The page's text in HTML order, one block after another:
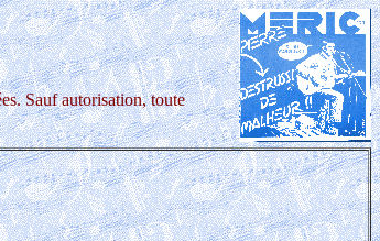
Sauf autorisation, toute